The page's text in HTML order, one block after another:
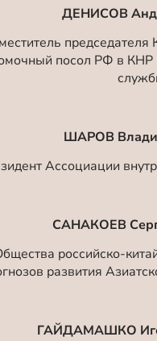
ДЕНИСОВ
посол РФ в КНР
ШАРОВ
Ассоциации
САНАКОЕВ
российско-
развития
ГАЙДАМАШКО